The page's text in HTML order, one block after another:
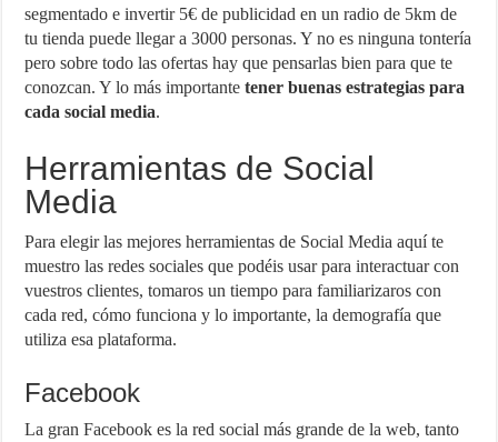
segmentado e invertir 5€ de publicidad en un radio de 5km de
tu tienda puede llegar a 3000 personas. Y no es ninguna tontería
pero sobre todo las ofertas hay que pensarlas bien para que te
conozcan. Y lo más importantetener buenas estrategias para
cada social media.
Herramientas de Social
Media
Para elegir las mejores herramientas de Social Media aquí te
muestro las redes sociales que podéis usar para interactuar con
vuestros clientes, tomaros un tiempo para familiarizaros con
cada red, cómo funciona y lo importante, la demografía que
utiliza esa plataforma.
Facebook
La gran Facebook es la red social más grande de la web, tanto